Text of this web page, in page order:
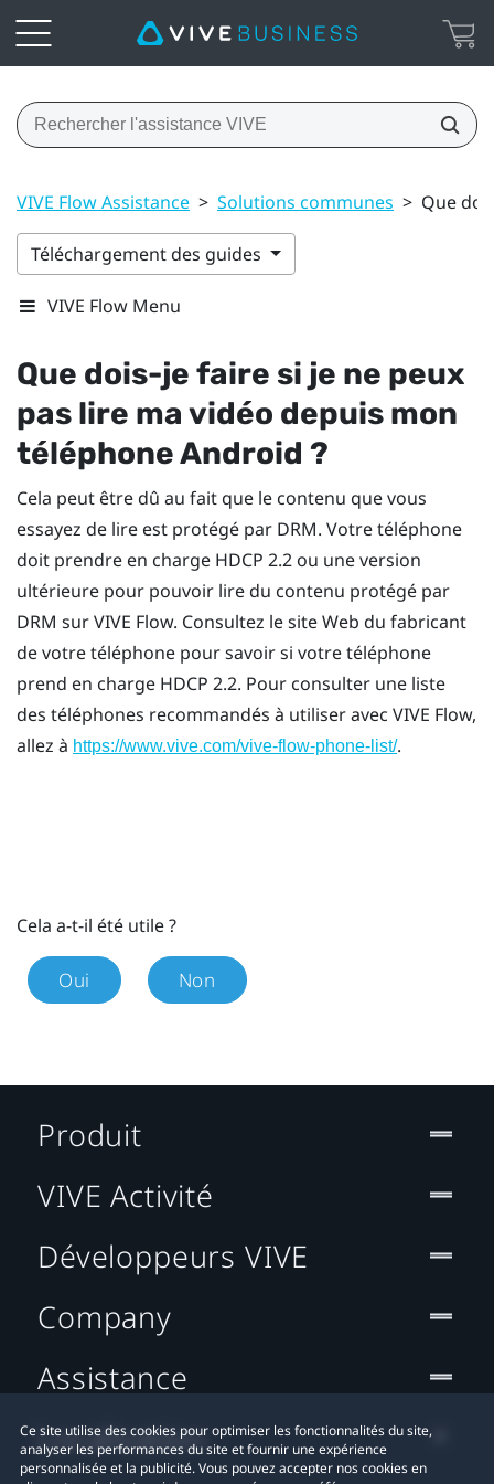
VIVE Flow Assistance > Solutions communes > Que
Téléchargement des guides
VIVE Flow Menu
Que dois-je faire si je ne peux
pas lire ma vidéo depuis mon
téléphoneAndroid ?
Cela peut être dû au fait que le contenu que vous
essayez de lire est protégé par DRM. Votre téléphone
doit prendre en charge HDCP 2.2 ou une version
ultérieure pour pouvoir lire du contenu protégé par
DRM surVIVE Flow. Consultez le site Web du fabricant
de votre téléphone pour savoir si votre téléphone
prend en charge HDCP 2.2. Pour consulter une liste
des téléphones recommandés à utiliser avec VIVE Flow,
allez à https://www.vive.com/vive-flow-phone-list/.
Cela a-t-il été utile ?
Oui Non
Ce site utilise des cookies pour optimiser les fonctionnalités du site,
analyser les performances du site et fournir une expérience
personnalisée et la publicité. Vous pouvez accepter nos cookies en
Produit
VIVE Activité
Développeurs VIVE
Company
Assistance
Localisation